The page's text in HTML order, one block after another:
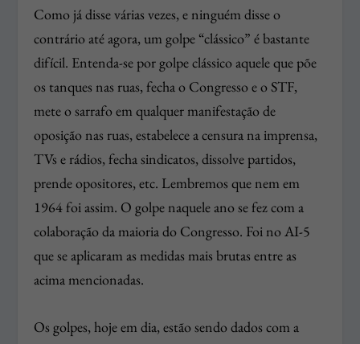
Como já disse várias vezes, e ninguém disse o
contrário até agora, um golpe “clássico” é bastante
difícil. Entenda-se por golpe clássico aquele que põe
os tanques nas ruas, fecha o Congresso e o STF,
mete o sarrafo em qualquer manifestação de
oposição nas ruas, estabelece a censura na imprensa,
TVs e rádios, fecha sindicatos, dissolve partidos,
prende opositores, etc. Lembremos que nem em
1964 foi assim. O golpe naquele ano se fez com a
colaboração da maioria do Congresso. Foi no AI-5
que se aplicaram as medidas mais brutas entre as
acima mencionadas.
Os golpes, hoje em dia, estão sendo dados com a